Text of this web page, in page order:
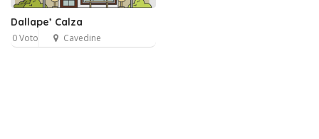
Dallape’ Calza
0 Voto Cavedine